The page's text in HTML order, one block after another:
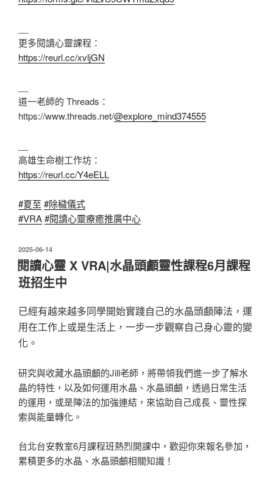
更多閱讀心靈課程：
https://reurl.cc/xvljGN
道一老師的 Threads：
https://www.threads.net/@explore_mind374555
高雄生命樹工作坊：
https://reurl.cc/Y4eELL
#夏至 #除穢儀式
#VRA#閱讀心靈療癒推廣中心
發
佈
於
2025-06-14
閱讀心靈 X VRA|水晶頭顱靈性課程6月課程
班招生中
已經有越來越多同學開始實踐自己的水晶頭顱陣法，運
用在工作上或是生活上，一步一步觀察自己身心靈的變
化。
研究與收藏水晶頭顱的Jill老師，將帶領我們進一步了解水
晶的特性，以及如何運用水晶、水晶頭顱，透過日常生活
的運用，或是陣法的加強連結，來協助自己成長、靈性探
索與能量轉化。
台北台安教室6月課程班熱烈開課中，歡迎你來報名參加，
累積更多的水晶、水晶頭顱相關知識！